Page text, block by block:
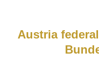
Austria